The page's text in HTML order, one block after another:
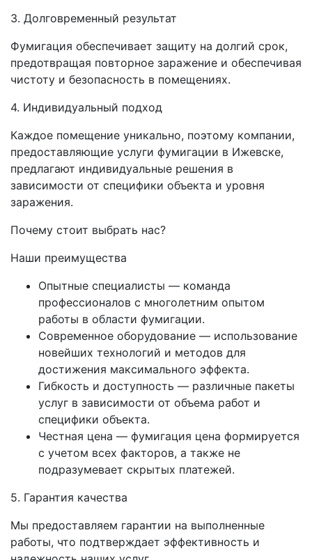
3. Долговременный результат
Фумигация обеспечивает защиту на долгий срок,
предотвращая повторное заражение и обеспечивая
чистоту и безопасность в помещениях.
4. Индивидуальный подход
Каждое помещение уникально, поэтому компании,
предоставляющие услуги фумигации в Ижевске,
предлагают индивидуальные решения в
зависимости от специфики объекта и уровня
заражения.
Почему стоит выбрать нас?
Наши преимущества
Опытные специалисты — команда
профессионалов с многолетним опытом
работы в области фумигации.
Современное оборудование — использование
новейших технологий и методов для
достижения максимального эффекта.
Гибкость и доступность — различные пакеты
услуг в зависимости от объема работ и
специфики объекта.
Честная цена — фумигация цена формируется
с учетом всех факторов, а также не
подразумевает скрытых платежей.
5. Гарантия качества
Мы предоставляем гарантии на выполненные
работы, что подтверждает эффективность и